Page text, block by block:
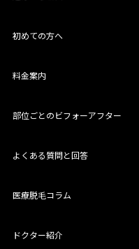
初めての方へ
料金案内
部位ごとのビフォーアフター
よくある質問と回答
医療脱毛コラム
ドクター紹介